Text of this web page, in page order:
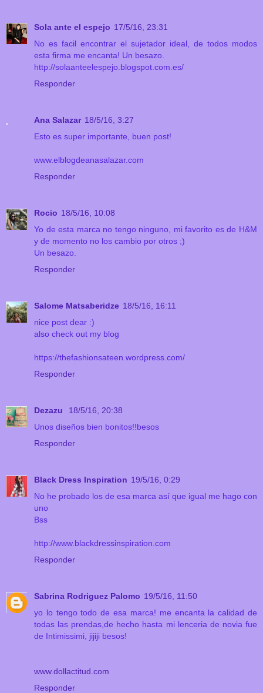
Sola ante el espejo 17/5/16, 23:31
No es facil encontrar el sujetador ideal, de todos modos
esta firma me encanta! Un besazo.
http://solaanteelespejo.blogspot.com.es/
Responder
Ana Salazar 18/5/16, 3:27
Esto es super importante, buen post!
www.elblogdeanasalazar.com
Responder
Rocio 18/5/16, 10:08
Yo de esta marca no tengo ninguno, mi favorito es de H&M
y de momento no los cambio por otros ;)
Un besazo.
Responder
Salome Matsaberidze 18/5/16, 16:11
nice post dear :)
also check out my blog
https://thefashionsateen.wordpress.com/
Responder
Dezazu
18/5/16, 20:38
Unos diseños bien bonitos!!besos
Responder
Black Dress Inspiration 19/5/16, 0:29
No he probado los de esa marca así que igual me hago con
uno
Bss
http://www.blackdressinspiration.com
Responder
Sabrina Rodriguez Palomo 19/5/16, 11:50
yo lo tengo todo de esa marca! me encanta la calidad de
todas las prendas,de hecho hasta mi lenceria de novia fue
de Intimissimi, jijiji besos!
www.dollactitud.com
Responder